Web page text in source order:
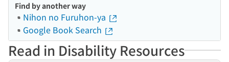
Find by another way
Nihon no Furuhon-ya
Google Book Search
Read in Disability Resources